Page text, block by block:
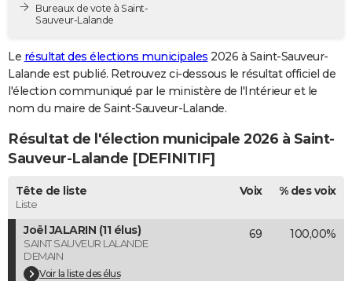
Destinations
City break
Voyage nature
Voyage de noces
Forum
PHOTO
GUIDES D'ACHAT
BONS PLANS
CARTE DE VOEUX
Carte de Noël
Carte Bonne année
Carte Saint-Valentin
Carte Pâques
Carte d'anniversaire
DICTIONNAIRE
COPAINS D'AVANT
S'inscrire
Se connecter
Lycées
Collèges
Primaires
Universités
Entreprises
Service militaire
Avis de recherche
AVIS DE DÉCÈS
FORUM
Bureaux de vote à Saint-
Sauveur-Lalande
Le résultat des élections municipales 2026 à Saint-Sauveur-
Lalande est publié. Retrouvez ci-dessous le résultat officiel de
l'élection communiqué par le ministère de l'Intérieur et le
nom du maire de Saint-Sauveur-Lalande.
Résultat de l'élection municipale 2026 à Saint-
Sauveur-Lalande [DEFINITIF]
Tête de liste
Liste
Voix % des voix
Joël JALARIN (11 élus)
SAINT SAUVEUR LALANDE
DEMAIN
Voir la liste des élus
69 100,00%